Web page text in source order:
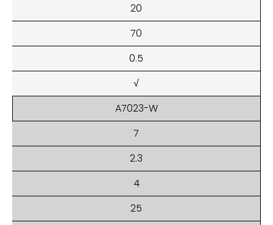
20
70
0.5
√
A7023-W
7
2.3
4
25